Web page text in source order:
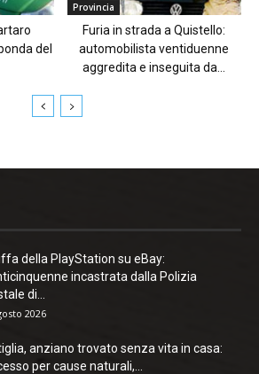
del
Provincia
Furia in strada a Quistello:
automobilista ventiduenne
aggredita e inseguita da...
della PlayStation su eBay:
incastrata dalla Polizia
di...
2026
anziano trovato senza vita in casa:
per cause naturali,...